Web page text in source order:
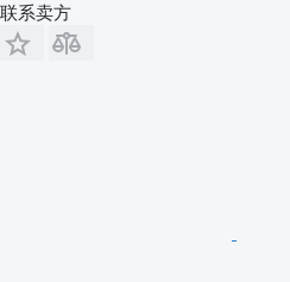
联系卖方